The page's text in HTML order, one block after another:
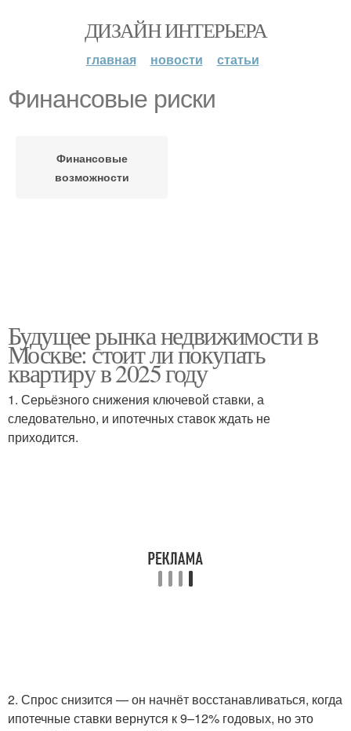
ДИЗАЙН ИНТЕРЬЕРА
главная новости статьи
Финансовые риски
Финансовые
возможности
Будущее рынка недвижимости в
Москве: стоит ли покупать
квартиру в 2025 году
1. Серьёзного снижения ключевой ставки, а
следовательно, и ипотечных ставок ждать не
приходится.
2. Спрос снизится — он начнёт восстанавливаться, когда
ипотечные ставки вернутся к 9–12% годовых, но это